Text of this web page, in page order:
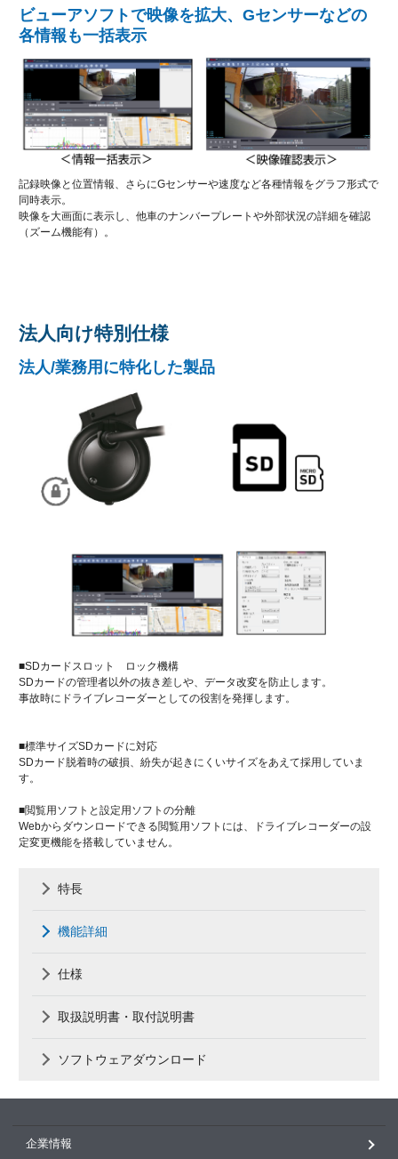
ビューアソフトで映像を拡大、Gセンサーなどの
各情報も一括表示
記録映像と位置情報、さらにGセンサーや速度など各種情報をグラフ形式で
同時表示。
映像を大画面に表示し、他車のナンバープレートや外部状況の詳細を確認
（ズーム機能有）。
法人向け特別仕様
法人/業務用に特化した製品
■SDカードスロット ロック機構
SDカードの管理者以外の抜き差しや、データ改変を防止します。
事故時にドライブレコーダーとしての役割を発揮します。
■標準サイズSDカードに対応
SDカード脱着時の破損、紛失が起きにくいサイズをあえて採用していま
す。
■閲覧用ソフトと設定用ソフトの分離
Webからダウンロードできる閲覧用ソフトには、ドライブレコーダーの設
定変更機能を搭載していません。
特長
機能詳細
仕様
取扱説明書・取付説明書
ソフトウェアダウンロード
企業情報